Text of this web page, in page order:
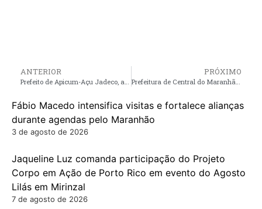
ANTERIOR PRÓXIMO
Fábio Macedo intensifica visitas e fortalece alianças
durante agendas pelo Maranhão
3 de agosto de 2026
Jaqueline Luz comanda participação do Projeto
Corpo em Ação de Porto Rico em evento do Agosto
Lilás em Mirinzal
7 de agosto de 2026